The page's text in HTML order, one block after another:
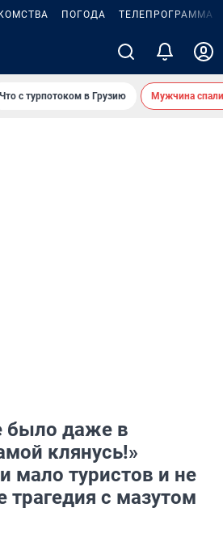
ПОГОДА ТЕЛЕПРОГРАММА
Что с турпотоком в Грузию Мужчина
было даже в
клянусь!»
мало туристов и не
трагедия с мазутом